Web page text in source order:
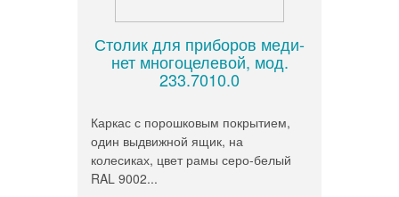
Столик для приборов меди-
нет многоцелевой, мод.
233.7010.0
Каркас с порошковым покрытием,
один выдвижной ящик, на
колесиках, цвет рамы серо-белый
RAL 9002...